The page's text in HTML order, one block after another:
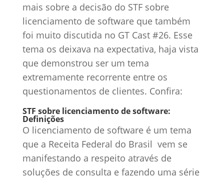
mais sobre a decisão do STF sobre
licenciamento de software que também
foi muito discutida no GT Cast #26. Esse
tema os deixava na expectativa, haja vista
que demonstrou ser um tema
extremamente recorrente entre os
questionamentos de clientes. Confira:
STF sobre licenciamento de software:
Definições
O licenciamento de software é um tema
que a Receita Federal do Brasil vem se
manifestando a respeito através de
soluções de consulta e fazendo uma série